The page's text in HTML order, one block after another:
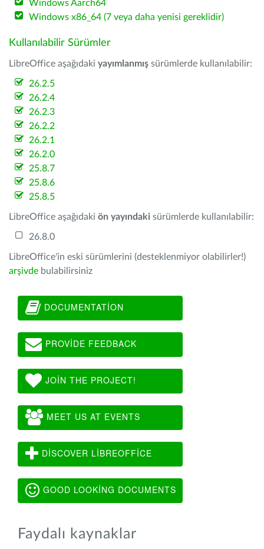
Windows Aarch64
Windows x86_64 (7 veya daha yenisi gereklidir)
Kullanılabilir Sürümler
LibreOffice aşağıdaki yayımlanmış sürümlerde kullanılabilir:
26.2.5
26.2.4
26.2.3
26.2.2
26.2.1
26.2.0
25.8.7
25.8.6
25.8.5
LibreOffice aşağıdaki ön yayındaki sürümlerde kullanılabilir:
26.8.0
LibreOffice'in eski sürümlerini (desteklenmiyor olabilirler!)
arşivde bulabilirsiniz
DOCUMENTATION
PROVIDE FEEDBACK
JOIN THE PROJECT!
MEET US AT EVENTS
DISCOVER LIBREOFFICE
GOOD LOOKING DOCUMENTS
Faydalı kaynaklar